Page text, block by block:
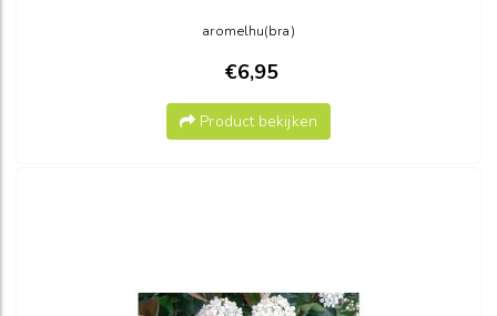
aromelhu(bra)
€6,95
Product bekijken